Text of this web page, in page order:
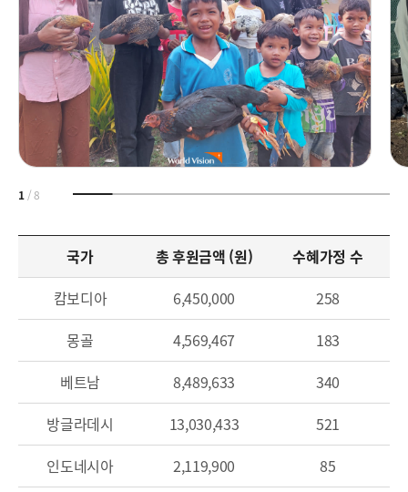
1/8
국가 총 후원금액 (원)
수혜가정 수
캄보디아
6,450,000
258
몽골
4,569,467
183
베트남
8,489,633
340
방글라데시
13,030,433
521
인도네시아
2,119,900
85